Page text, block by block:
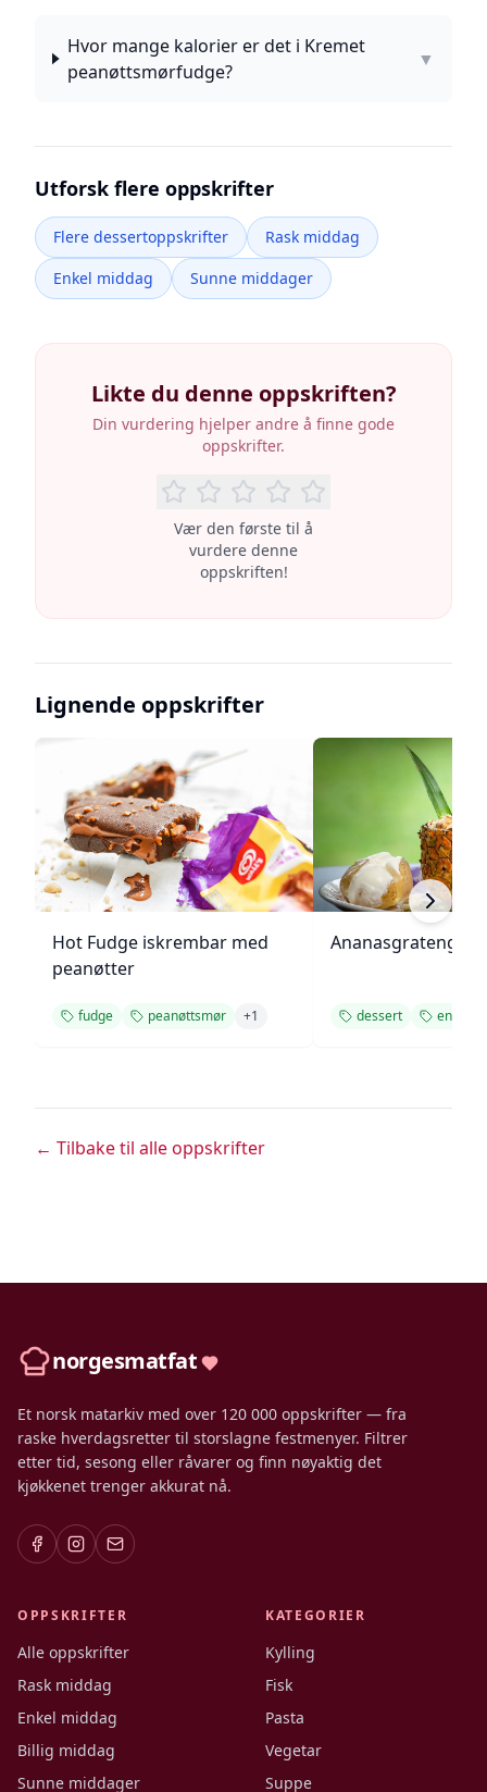
Hvor mange kalorier er det i Kremet
peanøttsmørfudge?
▼
Utforsk flere oppskrifter
Flere dessertoppskrifter
Rask middag
Enkel middag
Sunne middager
Likte du denne oppskriften?
Din vurdering hjelper andre å finne gode
oppskrifter.
Vær den første til å
vurdere denne
oppskriften!
Lignende oppskrifter
Hot Fudge iskrembar med
peanøtter
fudge peanøttsmør +1
Ananasgrateng
dessert enkel
← Tilbake til alle oppskrifter
norgesmatfat
Et norsk matarkiv med over 120 000 oppskrifter — fra
raske hverdagsretter til storslagne festmenyer. Filtrer
etter tid, sesong eller råvarer og finn nøyaktig det
kjøkkenet trenger akkurat nå.
OPPSKRIFTER
Alle oppskrifter
Rask middag
Enkel middag
Billig middag
Sunne middager
KATEGORIER
Kylling
Fisk
Pasta
Vegetar
Suppe